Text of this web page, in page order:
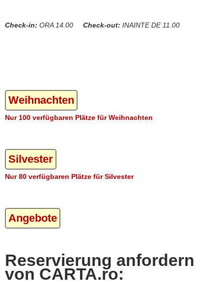
Check-in: ORA 14.00 Check-out: INAINTE DE 11.00
Weihnachten
Nur 100 verfügbaren Plätze für Weihnachten
Silvester
Nur 80 verfügbaren Plätze für Silvester
Angebote
Reservierung anfordern
von CARTA.ro: